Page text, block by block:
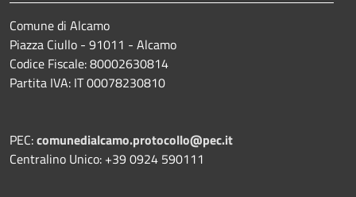
Comune di Alcamo
Piazza Ciullo - 91011 - Alcamo
Codice Fiscale: 80002630814
Partita IVA: IT 00078230810
PEC:comunedialcamo.protocollo@pec.it
Centralino Unico: +39 0924 590111